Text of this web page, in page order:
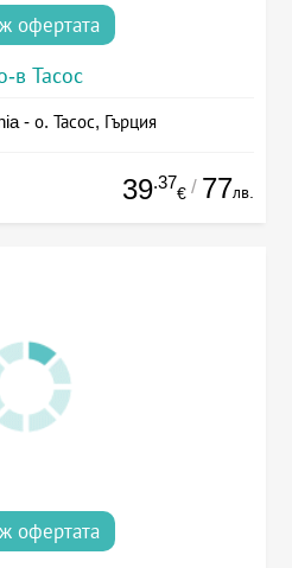
офертата
в Тасос
- о. Тасос, Гърция
39.37
€ / 77лв.
офертата